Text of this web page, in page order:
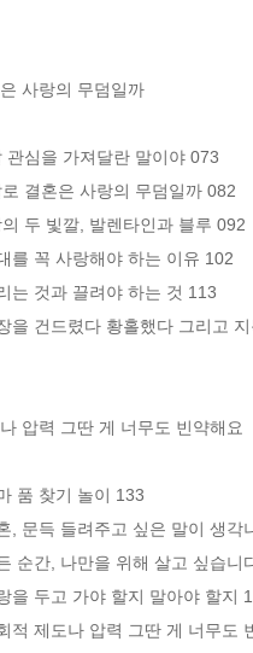
사랑의 무덤일까
관심을 가져달란 말이야 073
결혼은 사랑의 무덤일까 082
두 빛깔, 발렌타인과 블루 092
를 꼭 사랑해야 하는 이유 102
는 것과 끌려야 하는 것 113
을 건드렸다 황홀했다 그리고
압력 그딴 게 너무도 빈약해요
품 찾기 놀이 133
, 문득 들려주고 싶은 말이 생각
순간, 나만을 위해 살고 싶습니
을 두고 가야 할지 말아야 할지
적 제도나 압력 그딴 게 너무도